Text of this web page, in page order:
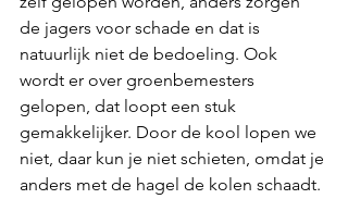
de jagers voor schade en dat is
natuurlijk niet de bedoeling. Ook
wordt er over groenbemesters
gelopen, dat loopt een stuk
gemakkelijker. Door de kool lopen we
niet, daar kun je niet schieten, omdat je
anders met de hagel de kolen schaadt.